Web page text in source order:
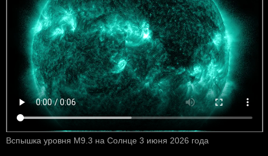
Вспышка уровня M9.3 на Солнце 3 июня 2026 года